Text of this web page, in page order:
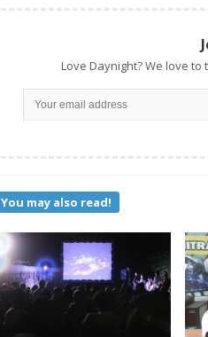
Love Daynight? We love
You may also read!